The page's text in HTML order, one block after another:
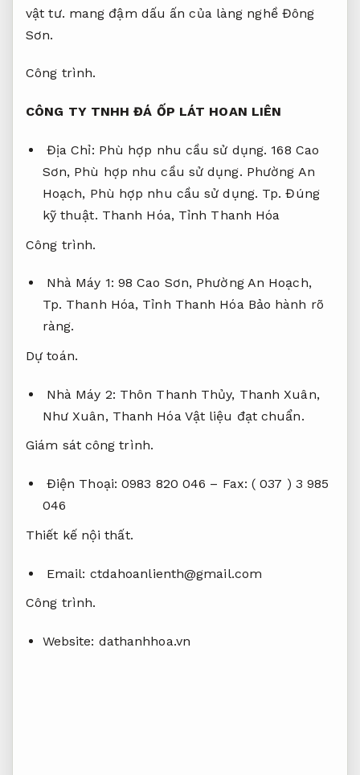
vật tư. mang đậm dấu ấn của làng nghề Đông
Sơn.
Công trình.
CÔNG TY TNHH ĐÁ ỐP LÁT HOAN LIÊN
Địa Chỉ: Phù hợp nhu cầu sử dụng. 168 Cao
Sơn, Phù hợp nhu cầu sử dụng. Phường An
Hoạch, Phù hợp nhu cầu sử dụng. Tp.Đúng
kỹ thuật. Thanh Hóa, Tỉnh Thanh Hóa
Công trình.
Nhà Máy 1: 98 Cao Sơn, Phường An Hoạch,
Tp. Thanh Hóa, Tỉnh Thanh Hóa Bảo hành rõ
ràng.
Dự toán.
Nhà Máy 2: Thôn Thanh Thủy, Thanh Xuân,
Như Xuân, Thanh Hóa Vật liệu đạt chuẩn.
Giám sát công trình.
Điện Thoại: 0983 820 046 – Fax: ( 037 ) 3 985
046
Thiết kế nội thất.
Email: ctdahoanlienth@gmail.com
Công trình.
Website: dathanhhoa.vn